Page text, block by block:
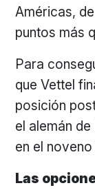
Américas,
puntos más
Para
que Vettel
posición
el alemán
en el
Las